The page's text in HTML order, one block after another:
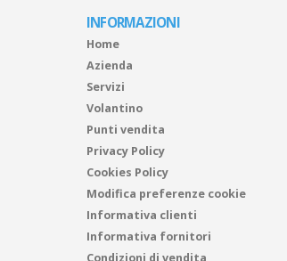
INFORMAZIONI
Home
Azienda
Servizi
Volantino
Punti vendita
Privacy Policy
Cookies Policy
Modifica preferenze cookie
Informativa clienti
Informativa fornitori
Condizioni di vendita